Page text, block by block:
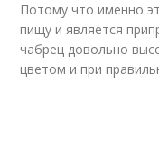
Потому что именно
пищу и является
чабрец довольно
цветом и при